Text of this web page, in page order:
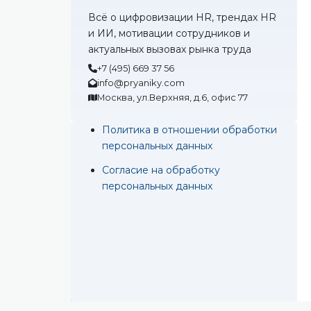
Всё о цифровизации HR, трендах HR
и ИИ, мотивации сотрудников и
актуальных вызовах рынка труда
+7 (495) 669 37 56
info@pryaniky.com
Москва, ул.Верхняя, д.6, офис 77
Политика в отношении обработки
персональных данных
Согласие на обработку
персональных данных